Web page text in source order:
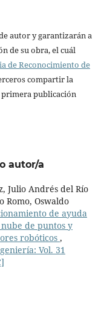
autor y garantizarán a
de su obra, el cuál
de Reconocimiento de
compartir la
publicación
autor/a
Julio Andrés del Río
Romo, Oswaldo
de ayuda
de puntos y
robóticos ,
Vol. 31